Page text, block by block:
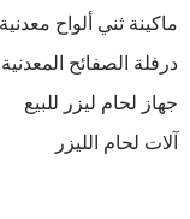
ماكينة ثني ألواح معدنية
درفلة الصفائح المعدنية
جهاز لحام ليزر للبيع
آلات لحام الليزر